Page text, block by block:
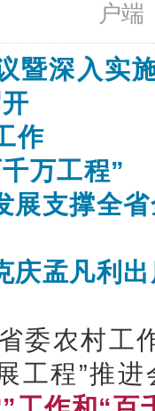
户端
暨深入实
作
万工程”
展支撑全
庆孟凡利
委农村工
工程”推